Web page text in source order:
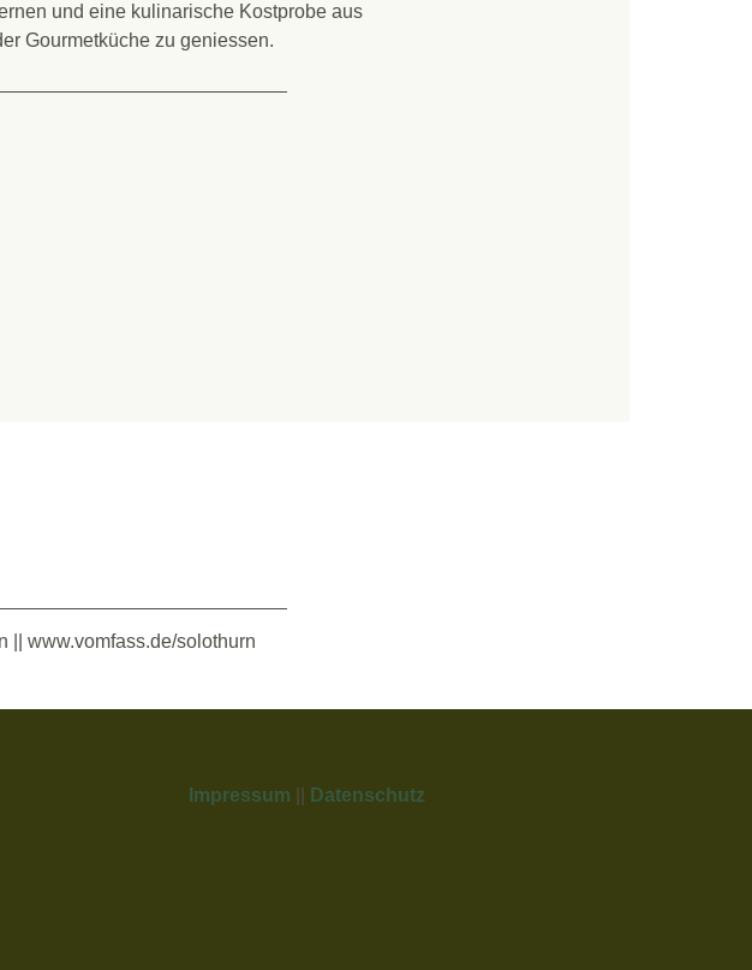
und eine kulinarische Kostprobe aus
Gourmetküche zu geniessen.
|| www.vomfass.de/solothurn
Impressum Datenschutz